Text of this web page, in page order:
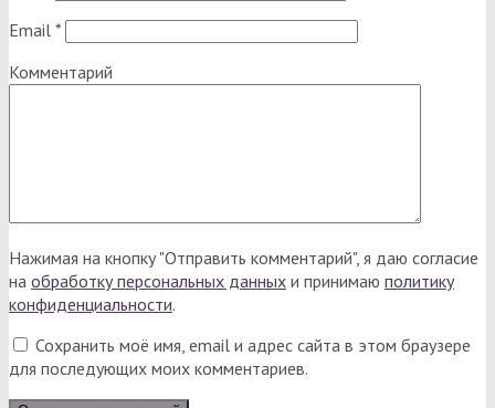
Email *
Комментарий
Нажимая на кнопку "Отправить комментарий", я даю согласие
на обработку персональных данных и принимаю политику
конфиденциальности.
Сохранить моё имя, email и адрес сайта в этом браузере
для последующих моих комментариев.